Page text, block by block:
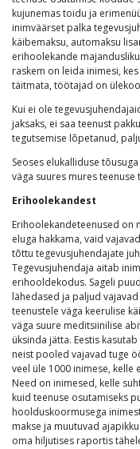
kujunemas toidu ja
inimväärset palka
käibemaksu, automaksu
erihoolekande
raskem on leida inimesi,
täitmata, töötajad on
Kui ei ole
jaksaks, ei saa teenust
tegutsemise lõpetanud,
Seoses elukalliduse
väga suures mures teenuse
Erihoolekandest
Erihoolekandeteenused on
eluga hakkama, vaid
tõttu tegevusjuhendajate
Tegevusjuhendaja aitab
erihooldekodus. Sageli
lähedased ja paljud
teenustele väga keerulise
väga suure meditsiinilise
üksinda jätta. Eestis
neist pooled vajavad tuge
veel üle 1000 inimese,
Need on inimesed, kelle
kuid teenuse osutamiseks
hoolduskoormusega
makse ja muutuvad
oma hiljutises raportis